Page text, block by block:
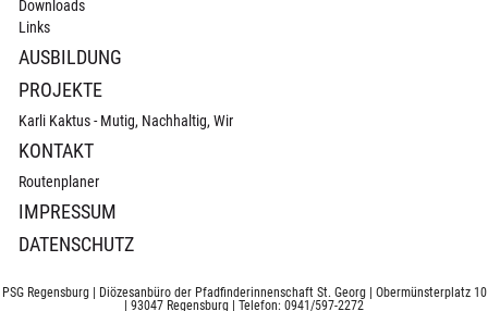
Downloads
Links
AUSBILDUNG
PROJEKTE
Karli Kaktus - Mutig, Nachhaltig, Wir
KONTAKT
Routenplaner
IMPRESSUM
DATENSCHUTZ
PSG Regensburg | Diözesanbüro der Pfadfinderinnenschaft St. Georg | Obermünsterplatz 10
| 93047 Regensburg | Telefon: 0941/597-2272